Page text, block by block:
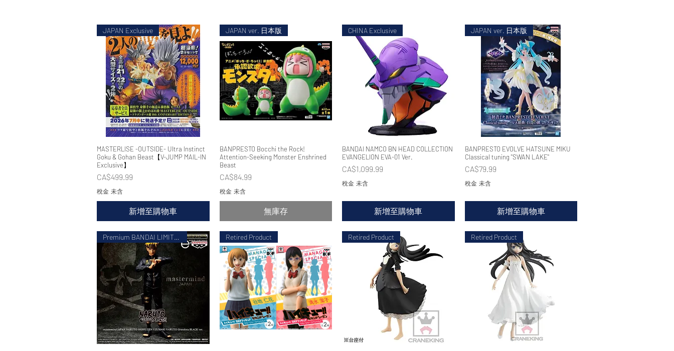
快速瀏覽
JAPAN Exclusive
MASTERLISE -OUTSIDE- Ultra Instinct
Goku & Gohan Beast【V-JUMP MAIL-IN
Exclusive】
價格
CA$499.99
稅金 未含
新增至購物車
快速瀏覽
JAPAN ver. 日本版
BANPRESTO Bocchi the Rock!
Attention-Seeking Monster Enshrined
Beast
價格
CA$84.99
稅金 未含
無庫存
快速瀏覽
CHINA Exclusive
BANDAI NAMCO BN HEAD COLLECTION
EVANGELION EVA-01 Ver.
價格
CA$1,099.99
稅金 未含
新增至購物車
快速瀏覽
JAPAN ver. 日本版
BANPRESTO EVOLVE HATSUNE MIKU
Classical tuning "SWAN LAKE"
價格
CA$79.99
稅金 未含
新增至購物車
Premium BANDAI LIMITED Retired Product Retired Product Retired Product